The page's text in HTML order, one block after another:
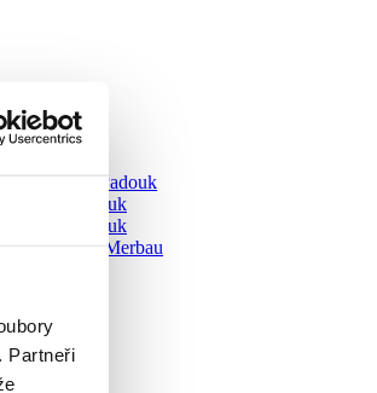
Partneři
Softline Padouk
Softline Padouk
Softline Padouk
Softline - Merbau